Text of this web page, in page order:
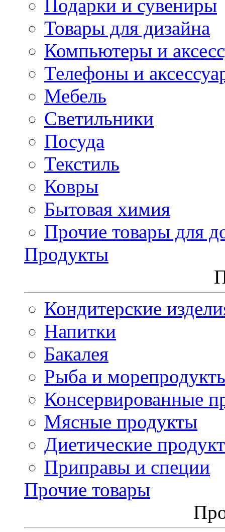
Подарки и сувениры
Товары для дизайна
Компьютеры и
Телефоны и
Мебель
Светильники
Посуда
Текстиль
Ковры
Бытовая химия
Прочие товары для
Продукты
Кондитерские
Напитки
Бакалея
Рыба и
Консервированные
Мясные продукты
Диетические
Приправы и специи
Прочие товары